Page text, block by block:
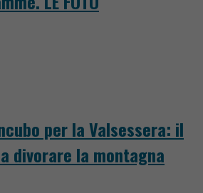
per la Valsessera: il
divorare la montagna